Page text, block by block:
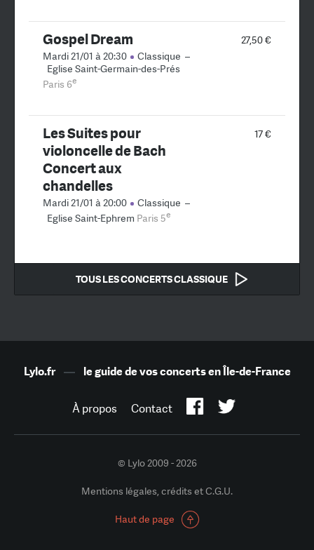
27,50 €
Gospel Dream
Mardi 21/01 à 20:30 Classique –
Eglise Saint-Germain-des-Prés
Paris 6e
17 €
Les Suites pour
violoncelle de Bach
Concert aux
chandelles
Mardi 21/01 à 20:00 Classique –
Eglise Saint-Ephrem Paris 5e
TOUS LES CONCERTS CLASSIQUE
Lylo.fr— le guide de vos concerts en Île-de-France
À propos Contact
© Lylo 2009 - 2026
Mentions légales, crédits et C.G.U.
Haut de page